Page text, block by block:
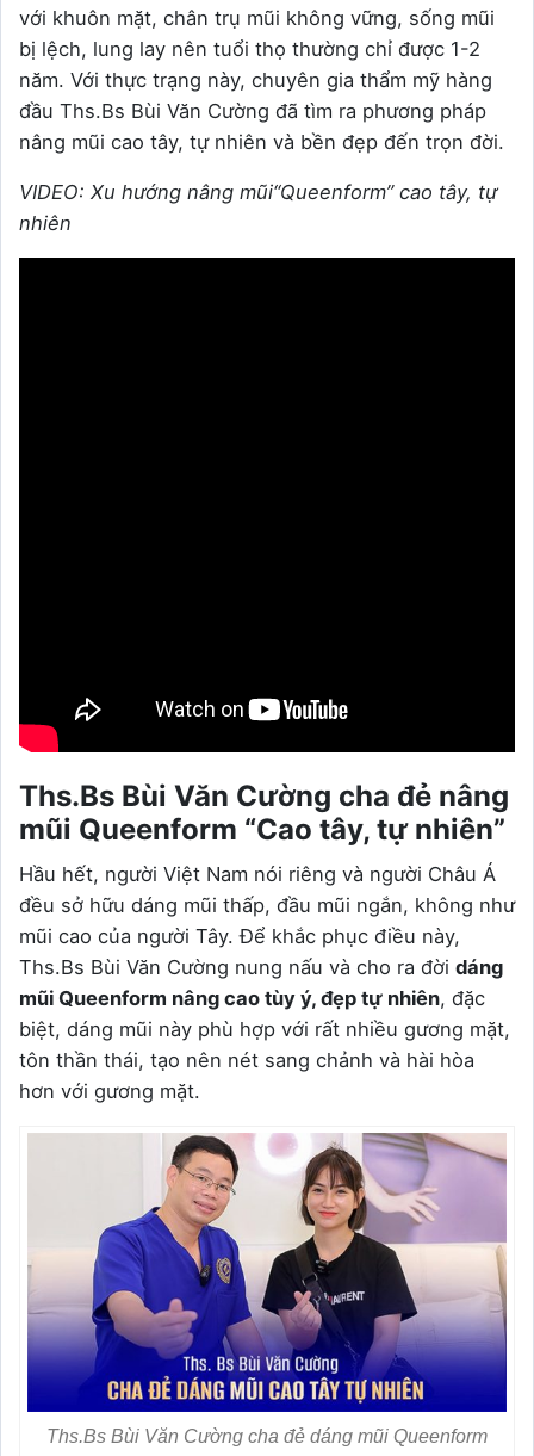
với khuôn mặt, chân trụ mũi không vững, sống mũi
bị lệch, lung lay nên tuổi thọ thường chỉ được 1-2
năm. Với thực trạng này, chuyên gia thẩm mỹ hàng
đầu Ths.Bs Bùi Văn Cường đã tìm ra phương pháp
nâng mũi cao tây, tự nhiên và bền đẹp đến trọn đời.
VIDEO: Xu hướng nâng mũi“Queenform” cao tây, tự
nhiên
Ths.Bs Bùi Văn Cường cha đẻ nâng
mũi Queenform “Cao tây, tự nhiên”
Hầu hết, người Việt Nam nói riêng và người Châu Á
đều sở hữu dáng mũi thấp, đầu mũi ngắn, không như
mũi cao của người Tây. Để khắc phục điều này,
Ths.Bs Bùi Văn Cường nung nấu và cho ra đời dáng
mũi Queenform nâng cao tùy ý, đẹp tự nhiên, đặc
biệt, dáng mũi này phù hợp với rất nhiều gương mặt,
tôn thần thái, tạo nên nét sang chảnh và hài hòa
hơn với gương mặt.
Ths.Bs Bùi Văn Cường cha đẻ dáng mũi Queenform